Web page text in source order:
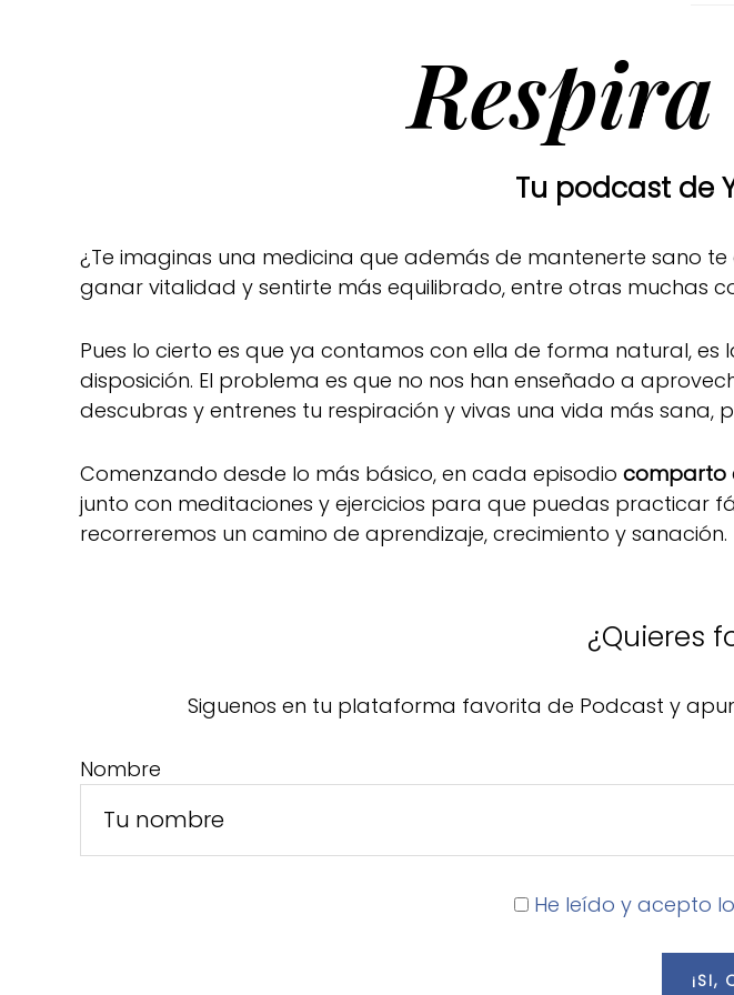
Tu podcast de
¿Te imaginas una medicina que además de mantenerte sano
ganar vitalidad y sentirte más equilibrado, entre otras muchas
Pues lo cierto es que ya contamos con ella de forma natural,
disposición. El problema es que no nos han enseñado a
descubras y entrenes tu respiración y vivas una vida más sana,
Comenzando desde lo más básico, en cada episodio comparto
junto con meditaciones y ejercicios para que puedas practicar
recorreremos un camino de aprendizaje, crecimiento y sanación.
¿Quieres
Siguenos en tu plataforma favorita de Podcast y
Nombre
He leído y acepto